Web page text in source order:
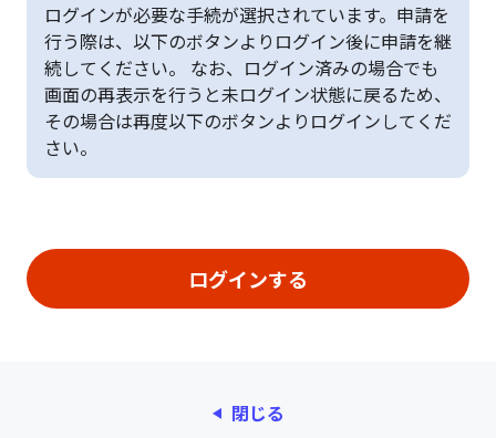
ログインが必要な手続が選択されています。申請を
行う際は、以下のボタンよりログイン後に申請を継
続してください。 なお、ログイン済みの場合でも
画面の再表示を行うと未ログイン状態に戻るため、
その場合は再度以下のボタンよりログインしてくだ
さい。
閉じる